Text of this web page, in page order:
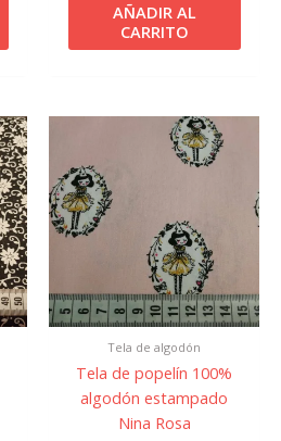
AÑADIR AL
CARRITO
Tela de algodón
Tela de popelín 100%
algodón estampado
Nina Rosa